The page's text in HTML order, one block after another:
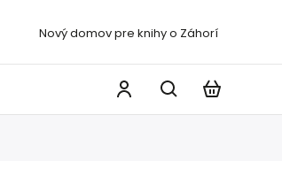
Nový domov pre knihy o Záhorí